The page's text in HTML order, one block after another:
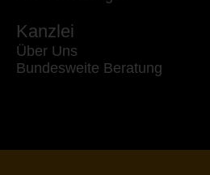
Kanzlei
Über Uns
Bundesweite Beratung